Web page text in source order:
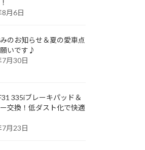
月6日
のお知らせ＆夏の愛車点
いです♪
月30日
335iブレーキパッド＆
交換！低ダスト化で快適
月23日